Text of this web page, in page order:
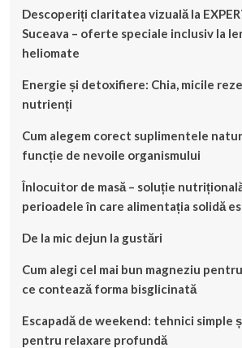
Descoperiți claritatea vizuală la
Suceava – oferte speciale inclusiv la
heliomate
Energie și detoxifiere: Chia, micile
nutrienți
Cum alegem corect suplimentele
funcție de nevoile organismului
Înlocuitor de masă – soluție
perioadele în care alimentația solidă
De la mic dejun la gustări
Cum alegi cel mai bun magneziu
ce contează forma bisglicinată
Escapadă de weekend: tehnici simple
pentru relaxare profundă